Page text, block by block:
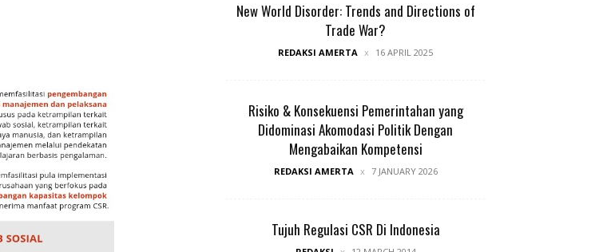
New World Disorder: Trends and Directions of
Trade War?
REDAKSI AMERTA 16 APRIL 2025
Risiko & Konsekuensi Pemerintahan yang
Didominasi Akomodasi Politik Dengan
Mengabaikan Kompetensi
REDAKSI AMERTA 7 JANUARY 2026
Tujuh Regulasi CSR Di Indonesia